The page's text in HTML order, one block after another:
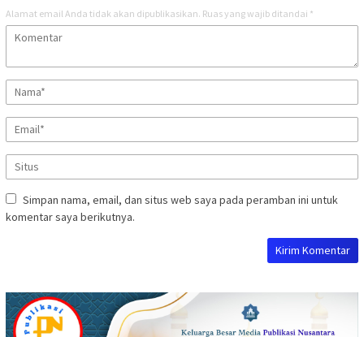
Alamat email Anda tidak akan dipublikasikan. Ruas yang wajib ditandai *
Simpan nama, email, dan situs web saya pada peramban ini untuk
komentar saya berikutnya.